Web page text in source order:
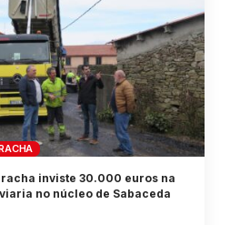
inviste 30.000 euros na
no núcleo de Sabaceda